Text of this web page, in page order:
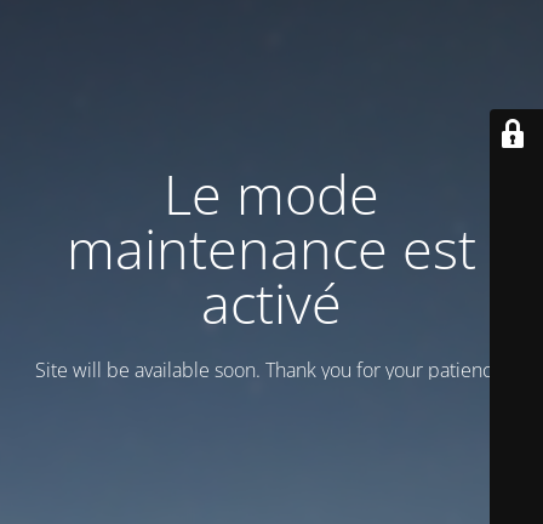
Le mode
maintenance est
activé
Site will be available soon. Thank you for your patience!